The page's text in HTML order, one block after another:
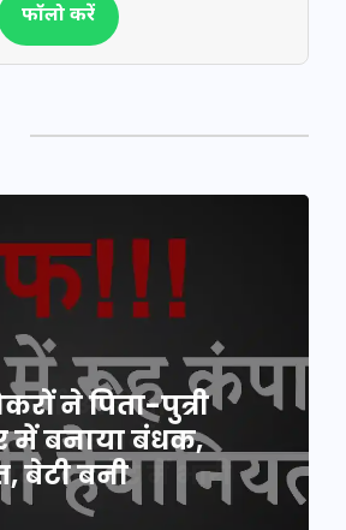
फॉलो करें
ओबीसी को
2158 पदों पर
कोटे में भारी